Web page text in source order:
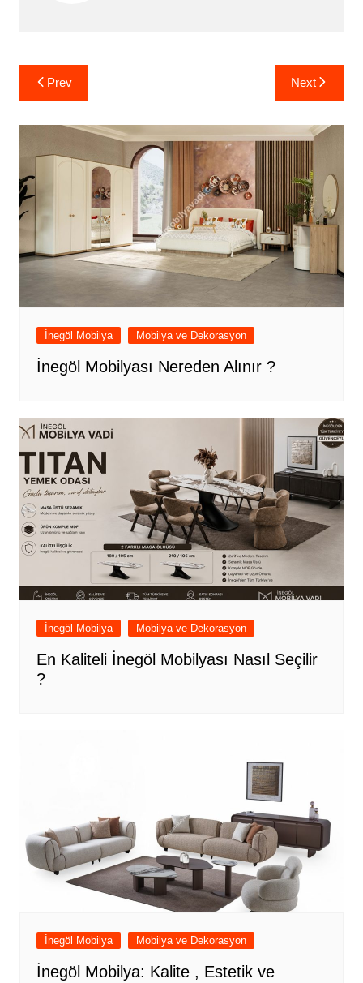
Yazı
gezinmesi
Prev Next
İnegöl Mobilya Mobilya ve Dekorasyon
İnegöl Mobilyası Nereden Alınır ?
İnegöl Mobilya Mobilya ve Dekorasyon
En Kaliteli İnegöl Mobilyası Nasıl Seçilir
?
İnegöl Mobilya Mobilya ve Dekorasyon
İnegöl Mobilya: Kalite , Estetik ve